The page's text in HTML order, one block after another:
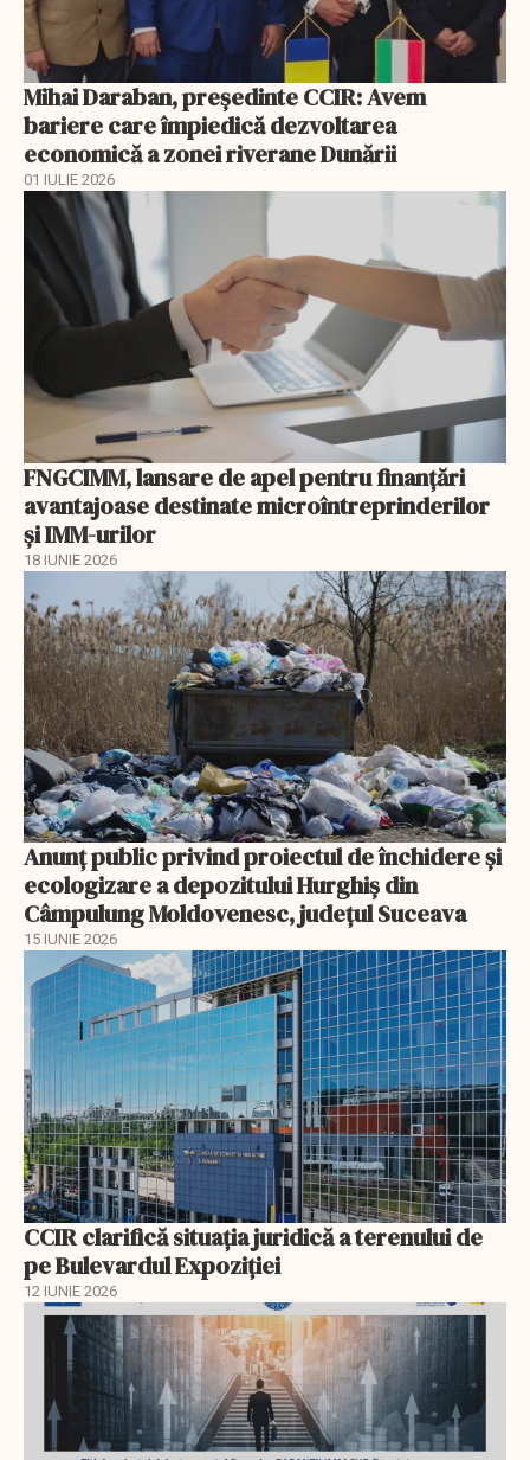
Mihai Daraban, preşedinte CCIR: Avem
bariere care împiedică dezvoltarea
economică a zonei riverane Dunării
01 IULIE 2026
FNGCIMM, lansare de apel pentru finanțări
avantajoase destinate microîntreprinderilor
și IMM-urilor
18 IUNIE 2026
Anunţ public privind proiectul de închidere și
ecologizare a depozitului Hurghiș din
Câmpulung Moldovenesc, judeţul Suceava
15 IUNIE 2026
CCIR clarifică situația juridică a terenului de
pe Bulevardul Expoziției
12 IUNIE 2026